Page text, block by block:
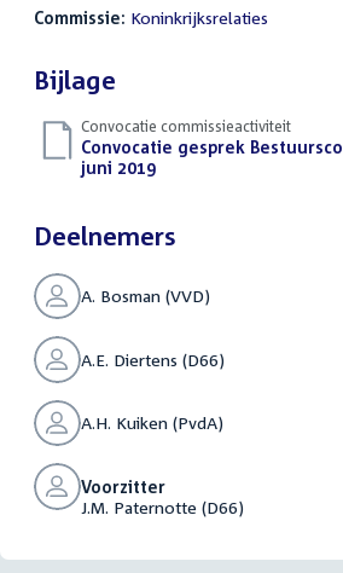
Commissie: Koninkrijksrelaties
Bijlage
Convocatie commissieactiviteit
Download
bestand:
Convocatie gesprek
juni 2019(PDF)
Deelnemers
A. Bosman (VVD)
A.E. Diertens (D66)
A.H. Kuiken (PvdA)
Voorzitter
J.M. Paternotte (D66)